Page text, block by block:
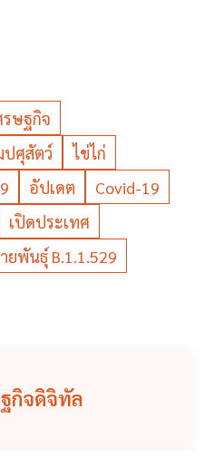
รษฐกิจ
ปศุสัตว์
ไข่ไก่
อัปเดต
Covid-19
เปิดประเทศ
ยพันธุ์ B.1.1.529
กิจดิจิทัล